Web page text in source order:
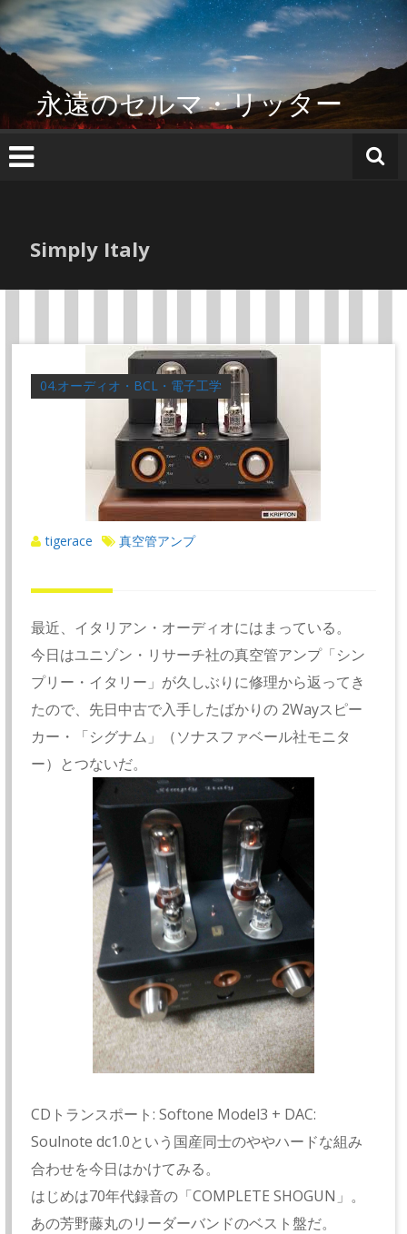
コ
ン
テ
へ
ス
キ
永遠のセルマ・リッター
Simply Italy
04.オーディオ・BCL・電子工学
tigerace 真空管アンプ
最近、イタリアン・オーディオにはまっている。
今日はユニゾン・リサーチ社の真空管アンプ「シン
プリー・イタリー」が久しぶりに修理から返ってき
たので、先日中古で入手したばかりの 2Wayスピー
カー・「シグナム」（ソナスファベール社モニタ
ー）とつないだ。
CDトランスポート: Softone Model3 + DAC:
Soulnote dc1.0という国産同士のややハードな組み
合わせを今日はかけてみる。
はじめは70年代録音の「COMPLETE SHOGUN」。
あの芳野藤丸のリーダーバンドのベスト盤だ。